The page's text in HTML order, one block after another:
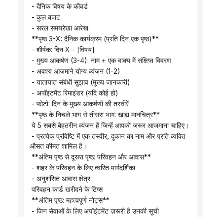
- दैनिक विषय के कीवर्ड
- कुल बजट
- सरल समयरेखा आरेख
**पृष्ठ 3-X: दैनिक कार्यक्रम (प्रति दिन एक पृष्ठ)**
- शीर्षक: दिन X - [विषय]
- मुख्य आकर्षण (3-4): नाम + एक वाक्य में संक्षिप्त विवरण
- अवश्य आजमाने योग्य व्यंजन (1-2)
- यातायात संबंधी सुझाव (मुख्य जानकारी)
- अपॉइंटमेंट रिमाइंडर (यदि कोई हो)
- फोटो: दिन के मुख्य आकर्षणों की तस्वीरें
**पृष्ठ के निचले भाग से तीसरा भाग: खाद्य मानचित्र**
ये 5 सबसे बेहतरीन व्यंजन हैं जिन्हें आपको जरूर आजमाना चाहिए।
औसत कीमत शामिल है।
**अंतिम पृष्ठ से दूसरा पृष्ठ: परिवहन और आवास**
- शहर के परिवहन के लिए त्वरित मार्गदर्शिका
- अनुशंसित आवास क्षेत्र
परिवहन कार्ड खरीदने के टिप्स
**अंतिम पृष्ठ: महत्वपूर्ण नोट्स**
- जिन सेवाओं के लिए अपॉइंटमेंट ज़रूरी है उनकी सूची